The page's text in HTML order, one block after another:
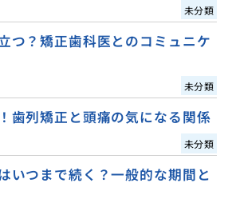
未分類
つ？矯正歯科医とのコミュニケ
未分類
歯列矯正と頭痛の気になる関係
未分類
いつまで続く？一般的な期間と